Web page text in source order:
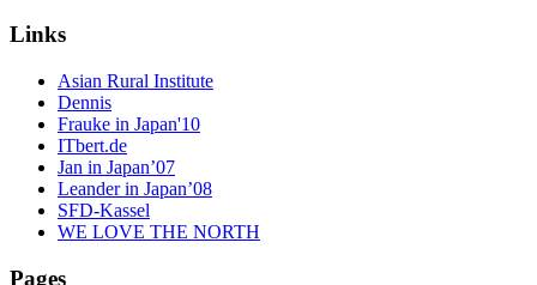
Links
Asian Rural Institute
Dennis
Frauke in Japan'10
ITbert.de
Jan in Japan’07
Leander in Japan’08
SFD-Kassel
WE LOVE THE NORTH
Pages